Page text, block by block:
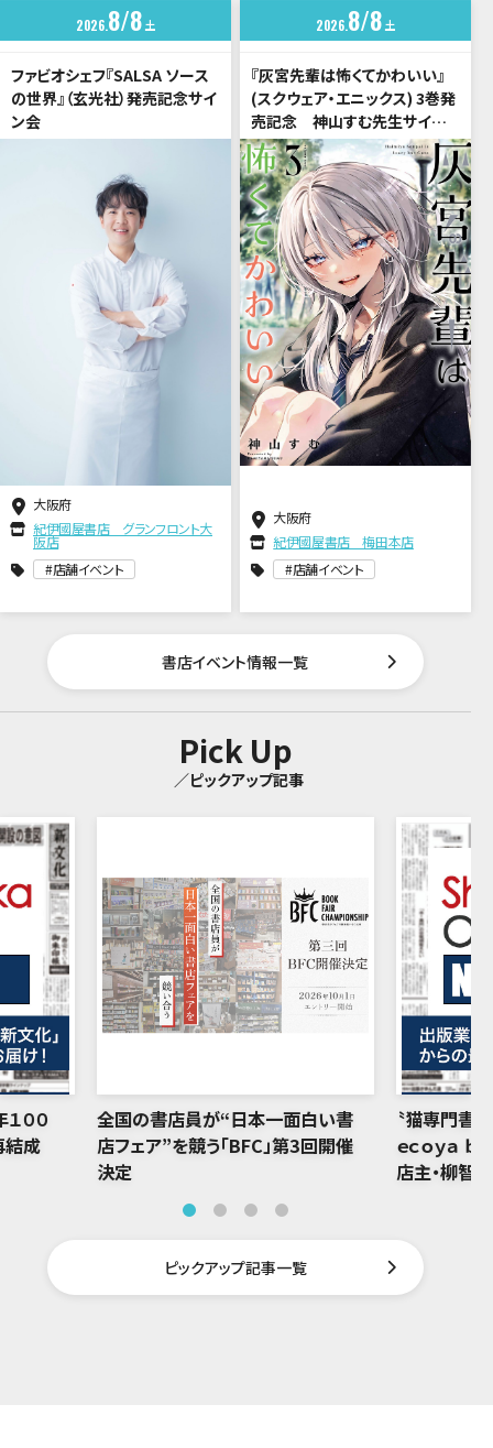
20268 8 土
ファビオシェフ『SALSA ソース
の世界』（玄光社）発売記念サイ
ン会
大阪府
紀伊國屋書店 グランフロント大
阪店
店舗イベント
2026 8 8 土
『灰宮先輩は怖くてかわいい』
(スクウェア・エニックス) 3巻発
売記念 神山すむ先生サイン
会
大阪府
紀伊國屋書店 梅田本店
店舗イベント
書店イベント情報一覧
Pick Up
／ピックアップ記事
００
結成
全国の書店員が“日本一面白い書
店フェア”を競う「BFC」第3回開催
決定
〝猫専門書
ｅｃｏｙａ ｂ
店主・柳智
ピックアップ記事一覧